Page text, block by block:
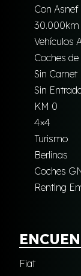
Con Asnef
30.000km
Vehículos
Coches
Sin Carnet
Sin
KM 0
4×4
Turismo
Berlinas
Coches
Renting
Fiat